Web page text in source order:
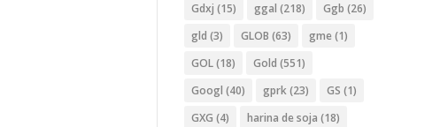
Gdxj (15) ggal (218) Ggb (26)
gld (3) GLOB (63) gme (1)
GOL(18) Gold (551)
Googl (40) gprk(23) GS (1)
GXG (4) harina de soja (18)